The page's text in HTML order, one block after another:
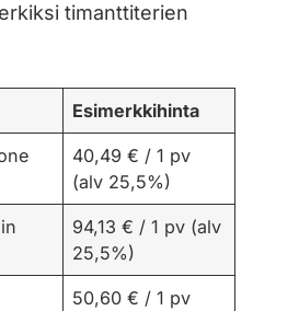
timanttiterien
Esimerkkihinta
40,49 € / 1 pv
(alv 25,5%)
94,13 € / 1 pv (alv
25,5%)
50,60 € / 1 pv